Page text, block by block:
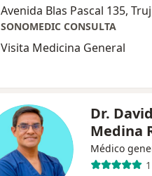
Avenida Blas Pascal 135,
SONOMEDIC CONSULTA
Visita Medicina General
Dr.
Medina
Médico